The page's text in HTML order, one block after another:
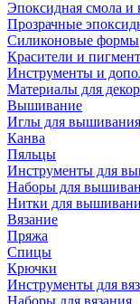
Эпоксидная смола и
Прозрачные
Силиконовые формы
Красители и
Инструменты и
Материалы для
Вышивание
Иглы для вышивания
Канва
Пяльцы
Инструменты для
Наборы для
Нитки для
Вязание
Пряжа
Спицы
Крючки
Инструменты для
Наборы для вязания